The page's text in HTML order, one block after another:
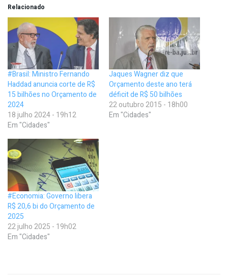
Relacionado
#Brasil: Ministro Fernando
Haddad anuncia corte de R$
15 bilhões no Orçamento de
2024
18 julho 2024 - 19h12
Em "Cidades"
Jaques Wagner diz que
Orçamento deste ano terá
déficit de R$ 50 bilhões
22 outubro 2015 - 18h00
Em "Cidades"
#Economia: Governo libera
R$ 20,6 bi do Orçamento de
2025
22 julho 2025 - 19h02
Em "Cidades"